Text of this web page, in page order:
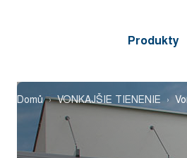
Produkty
Domů VONKAJŠIE TIENENIE